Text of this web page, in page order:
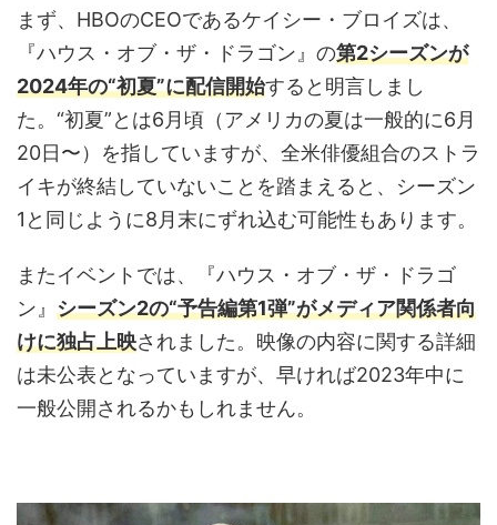
まず、HBOのCEOであるケイシー・ブロイズは、
『ハウス・オブ・ザ・ドラゴン』の第2シーズンが
2024年の“初夏”に配信開始すると明言しまし
た。“初夏”とは6月頃（アメリカの夏は一般的に6月
20日〜）を指していますが、全米俳優組合のストラ
イキが終結していないことを踏まえると、シーズン
1と同じように8月末にずれ込む可能性もあります。
またイベントでは、『ハウス・オブ・ザ・ドラゴ
ン』 シーズン2の“予告編第1弾”がメディア関係者向
けに独占上映されました。映像の内容に関する詳細
は未公表となっていますが、早ければ2023年中に
一般公開されるかもしれません。